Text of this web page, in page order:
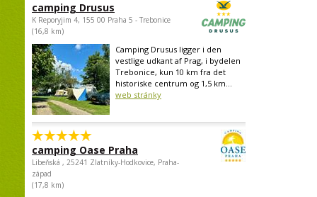
camping Drusus
K Reporyjim 4, 155 00 Praha 5 - Trebonice
(16,8 km)
Camping Drusus ligger i den
vestlige udkant af Prag, i bydelen
Trebonice, kun 10 km fra det
historiske centrum og 1,5 km...
web stránky
camping Oase Praha
Libeňská , 25241 Zlatníky-Hodkovice, Praha-
západ
(17,8 km)